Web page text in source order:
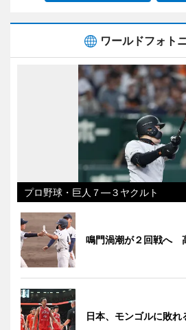
ワールドフォト
プロ野球・巨人７―３ヤクルト
鳴門渦潮が２回戦へ
日本、モンゴルに敗れ